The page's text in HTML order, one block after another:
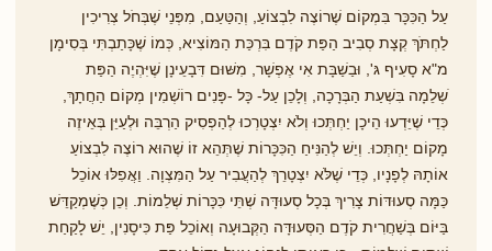
עַל הַכִּכָּר בִּמְקוֹם שֶׁרוֹצֶה לִבְצוֹעַ, וְהַטַּעַם, מִפְּנֵי שֶׁבְּחֹל צְרִיכִין
לַחְתֹּךְ קְצָת סְבִיב הַפַּת קֹדֶם בִּרְכַּת הַמּוֹצִיא, כְּמוֹ שֶׁכָּתַבְתִּי בְּסִימָן
מ"א סָעִיף גּ', וּבַשַׁבָּת אִי אֶפְשָׁר, מִשּׁוּם דִּבָעֵינָן שֶׁיִּהְיֶה הַפַּת
ֹשְלֵמָה בִּשְׁעַת הַבְּרָכָה, וְלָכֵן עַל- כָּל -פָּנִים רוֹשְׁמִין מְקוֹם הַחֲתָךְ,
כְּדֵי שֶׁיֵּדְעוּ הֵיכָן יַחְתְּכוּ וְלֹא יִצְטָרְכוּ לְהַפְסִיק הַרְבֵּה וּלְעַיֵּן בְּאֵיזֶה
מָקוֹם יַחְתְּכוּ. וְיֵשׁ לְהַנִּיחַ הַכִּכָּרוֹת שֶׁתְּהֵא זוֹ שֶׁהוּא רוֹצֶה לִבְצוֹעַ
אוֹתָהּ לְפָנָיו, כְּדֵי שֶׁלֹּא יִצְטָרֵךְ לְהַעֲבִיר עַל הַמִּצְוָה. וַאֲפִלּוּ אוֹכֵל
כַּמָּה סְעוּדּוֹת צָרִיךְ בְּכָל סְעוּדָּה שְׁתֵּי כִּכָּרוֹת שְׁלֵמוֹת. וְכֵן כְּשֶׁמְקַדֵּשׁ
בַּיּוֹם בְּשַׁחֲרִית קֹדֶם הַסְּעוּדָּה הַקְּבוּעָה וְאוֹכֵל פַּת כִּיסָנִין, יֵשׁ לָקַחַת